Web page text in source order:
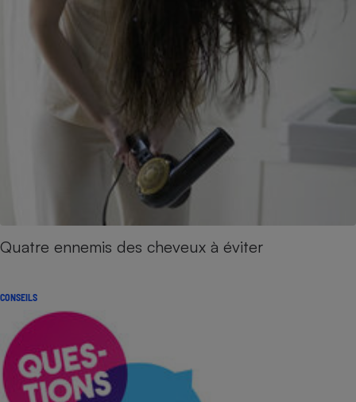
Quatre ennemis des cheveux à éviter
CONSEILS